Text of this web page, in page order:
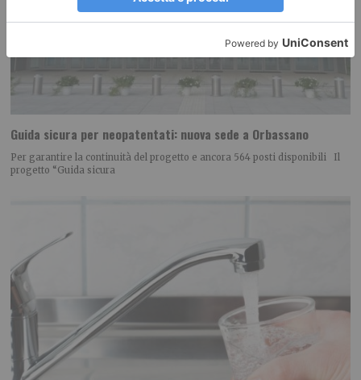
Guida sicura per neopatentati: nuova sede a Orbassano
Per garantire la continuità del progetto e ancora 564 posti disponibili Il
progetto “Guida sicura